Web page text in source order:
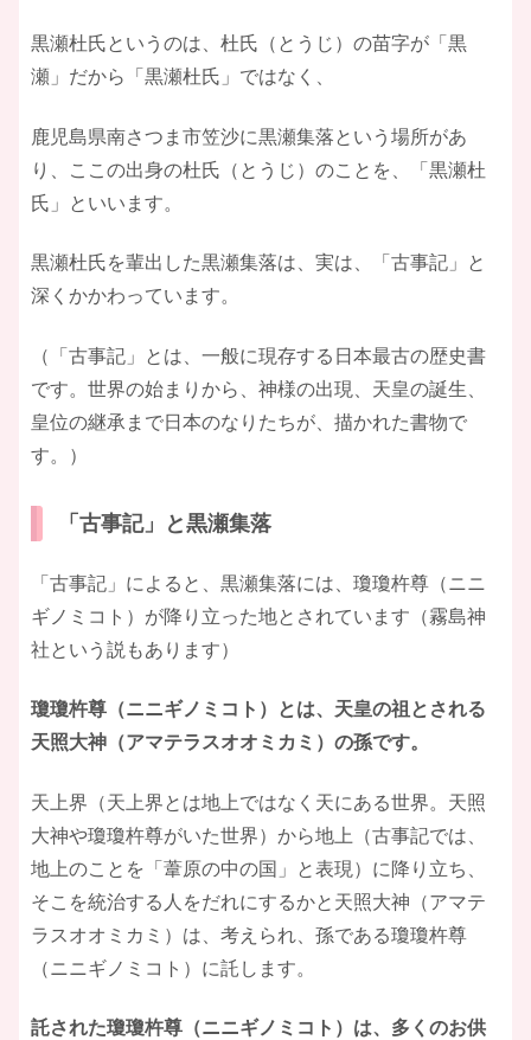
黒瀬杜氏というのは、杜氏（とうじ）の苗字が「黒
瀬」だから「黒瀬杜氏」ではなく、
鹿児島県南さつま市笠沙に黒瀬集落という場所があ
り、ここの出身の杜氏（とうじ）のことを、「黒瀬杜
氏」といいます。
黒瀬杜氏を輩出した黒瀬集落は、実は、「古事記」と
深くかかわっています。
（「古事記」とは、一般に現存する日本最古の歴史書
です。世界の始まりから、神様の出現、天皇の誕生、
皇位の継承まで日本のなりたちが、描かれた書物で
す。）
「古事記」と黒瀬集落
「古事記」によると、黒瀬集落には、瓊瓊杵尊（ニニ
ギノミコト）が降り立った地とされています（霧島神
社という説もあります）
瓊瓊杵尊（ニニギノミコト）とは、天皇の祖とされる
天照大神（アマテラスオオミカミ）の孫です。
天上界（天上界とは地上ではなく天にある世界。天照
大神や瓊瓊杵尊がいた世界）から地上（古事記では、
地上のことを「葦原の中の国」と表現）に降り立ち、
そこを統治する人をだれにするかと天照大神（アマテ
ラスオオミカミ）は、考えられ、孫である瓊瓊杵尊
（ニニギノミコト）に託します。
託された瓊瓊杵尊（ニニギノミコト）は、多くのお供